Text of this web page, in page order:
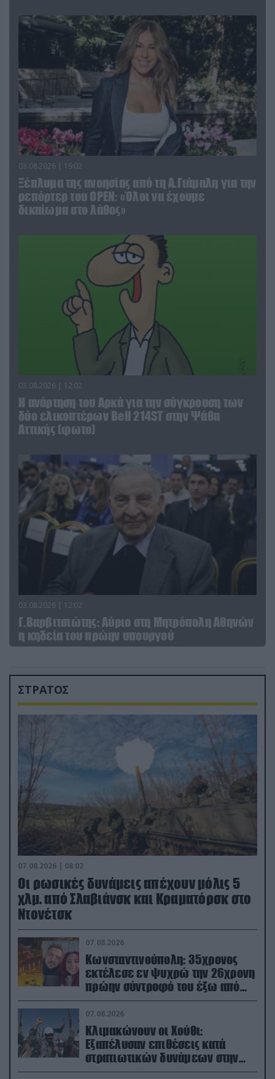
03.08.2026 | 19:02
Ξέπλυμα της ανοησίας από τη Α.Γιάμαλη για την
ρεπόρτερ του ΟΡΕΝ: «Όλοι να έχουμε
δικαίωμα στο λάθος»
03.08.2026 | 12:02
Η ανάρτηση του Αρκά για την σύγκρουση των
δύο ελικοπτέρων Bell 214ST στην Ψάθα
Αττικής (φωτο)
03.08.2026 | 12:02
Γ.Βαρβιτσιώτης: Aύριο στη Μητρόπολη Αθηνών
η κηδεία του πρώην υπουργού
ΣΤΡΑΤΟΣ
07.08.2026 | 08:02
Οι ρωσικές δυνάμεις απέχουν μόλις 5
χλμ. από Σλαβιάνσκ και Κραματόρσκ στο
Ντονέτσκ
07.08.2026
Κωνσταντινούπολη: 35χρονος
εκτέλεσε εν ψυχρώ την 26χρονη
πρώην σύντροφό του έξω από
φαρμακείο (βίντεο)
07.08.2026
Κλιμακώνουν οι Χούθι:
Eξαπέλυσαν επιθέσεις κατά
στρατιωτικών δυνάμεων στην
Υεμένη – Πλήγματα & στη